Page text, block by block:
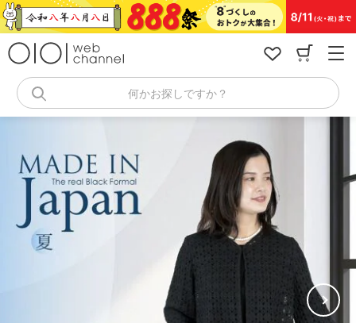
コ
ン
キ
何かお探しですか？